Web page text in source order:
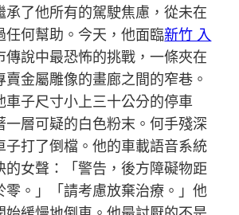
承了他所有的駕駛焦慮，從未在
任何幫助。今天，他面臨新竹 入
傳說中最恐怖的挑戰，一條夾在
金屬雕像的畫廊之間的窄巷。
車子尺寸小上三十公分的停車
一層可疑的白色粉末。何手殘深
子打了倒檔。他的車載語音系統
的女聲：「警告，後方障礙物距
零。」「請考慮放棄治療。」他